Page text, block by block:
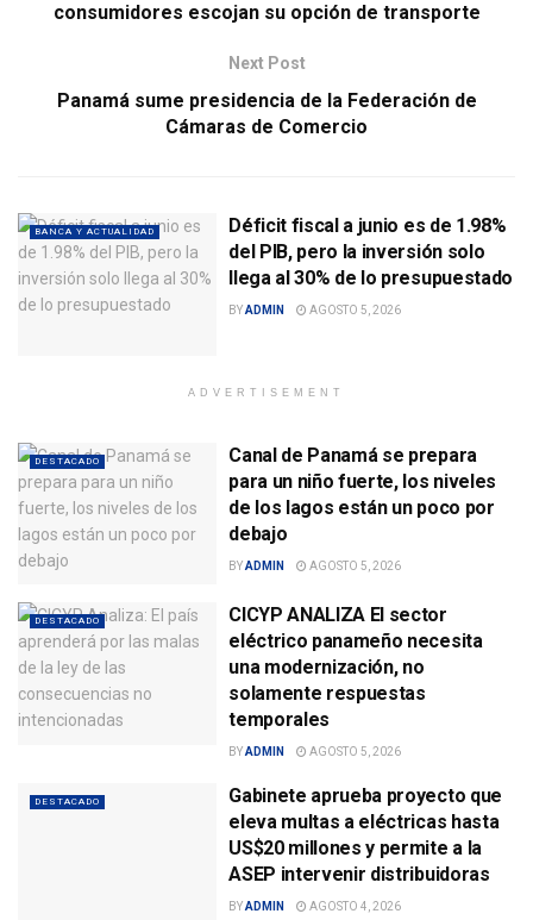
consumidores escojan su opción de transporte
Next Post
Panamá sume presidencia de la Federación de
Cámaras de Comercio
BANCA Y ACTUALIDAD
Déficit fiscal a junio es de 1.98%
del PIB, pero la inversión solo
llega al 30% de lo presupuestado
BYADMIN AGOSTO 5, 2026
ADVERTISEMENT
DESTACADO
Canal de Panamá se prepara
para un niño fuerte, los niveles
de los lagos están un poco por
debajo
BYADMIN AGOSTO 5, 2026
DESTACADO
CICYP ANALIZA El sector
eléctrico panameño necesita
una modernización, no
solamente respuestas
temporales
BYADMIN AGOSTO 5, 2026
DESTACADO
Gabinete aprueba proyecto que
eleva multas a eléctricas hasta
US$20 millones y permite a la
ASEP intervenir distribuidoras
BYADMIN AGOSTO 4, 2026